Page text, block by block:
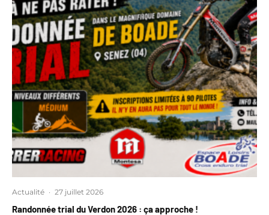
Actualité · 27 juillet 2026
Randonnée trial du Verdon 2026 : ça approche !